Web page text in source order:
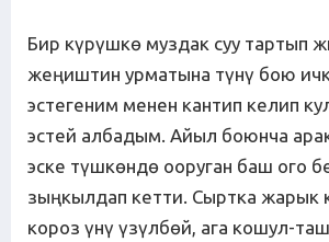
Бир күрүшкө муздак суу тартып
жеңиштин урматына түнү бою
эстегеним менен кантип келип
эстей албадым. Айыл боюнча
эске түшкөндө ооруган баш ого
зыңкылдап кетти. Сыртка жарык
короз үнү үзүлбөй, ага кошул-